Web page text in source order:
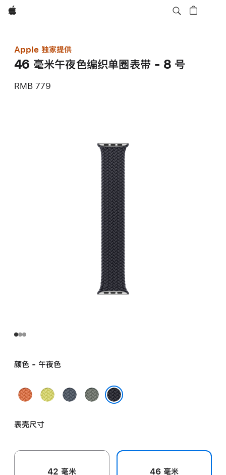
Apple
Apple 独家提供
46 毫米午夜色编织单圈表带 - 8 号
RMB 779
颜色 - 午夜色
姜
末
霓
黄
铁
灰
表壳尺寸
42 毫米 46 毫米